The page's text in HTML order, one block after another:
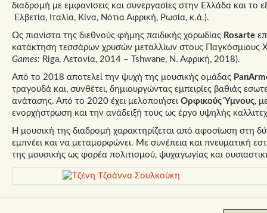
διαδρομή με εμφανίσεις και συνεργασίες στην Ελλάδα και το
Ελβετία, Ιταλία, Κίνα, Νότια Αφρική, Ρωσία, κ.ά.).
Ως πιανίστα της διεθνούς φήμης παιδικής χορωδίας Rosarte
κατάκτηση τεσσάρων χρυσών μεταλλίων στους Παγκόσμιους
Games: Riga, Λετονία, 2014 – Tshwane, Ν. Αφρική, 2018).
Από το 2018 αποτελεί την ψυχή της μουσικής ομάδας
τραγουδά και, συνθέτει, δημιουργώντας εμπειρίες βαθιάς
ανάτασης. Από το 2020 έχει μελοποιήσει Ορφικούς Ύμνους,
ενορχήστρωση και την ανάδειξή τους ως έργο υψηλής
Η μουσική της διαδρομή χαρακτηρίζεται από αφοσίωση στη
εμπνέει και να μεταμορφώνει. Με συνέπεια και πνευματική
της μουσικής ως φορέα πολιτισμού, ψυχαγωγίας και